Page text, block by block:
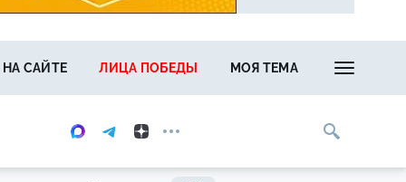
НА САЙТЕ ЛИЦА ПОБЕДЫ МОЯ ТЕМА